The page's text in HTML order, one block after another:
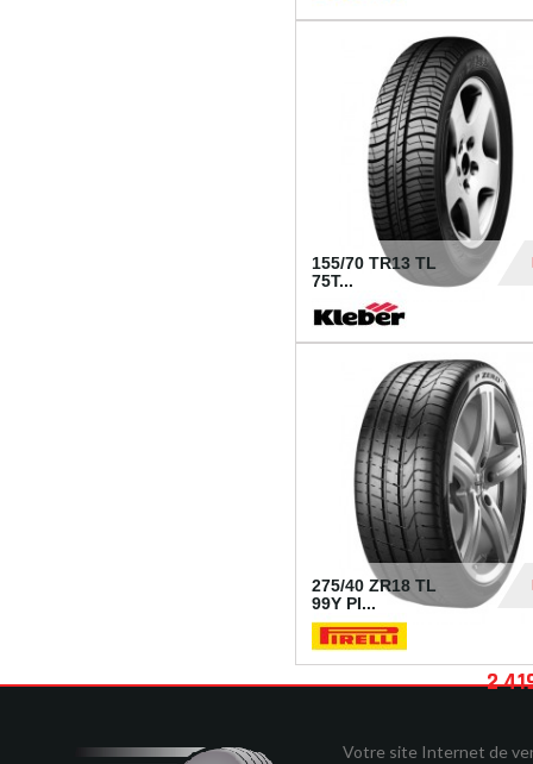
155/70 TR13 TL
75T...
275/40 ZR18 TL
99Y PI...
2
Votre site Internet de